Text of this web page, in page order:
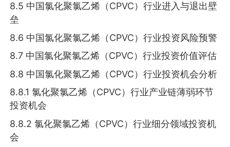
8.5 中国氯化聚氯乙烯（CPVC）行业进入与退出壁
垒
8.6 中国氯化聚氯乙烯（CPVC）行业投资风险预警
8.7 中国氯化聚氯乙烯（CPVC）行业投资价值评估
8.8 中国氯化聚氯乙烯（CPVC）行业投资机会分析
8.8.1 氯化聚氯乙烯（CPVC）行业产业链薄弱环节
投资机会
8.8.2 氯化聚氯乙烯（CPVC）行业细分领域投资机
会